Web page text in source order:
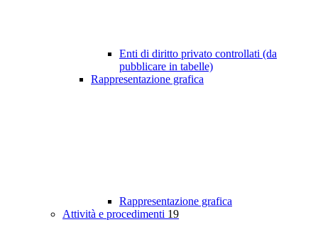
Enti di diritto privato controllati (da
pubblicare in tabelle)
Rappresentazione grafica
Rappresentazione grafica
Attività e procedimenti 19